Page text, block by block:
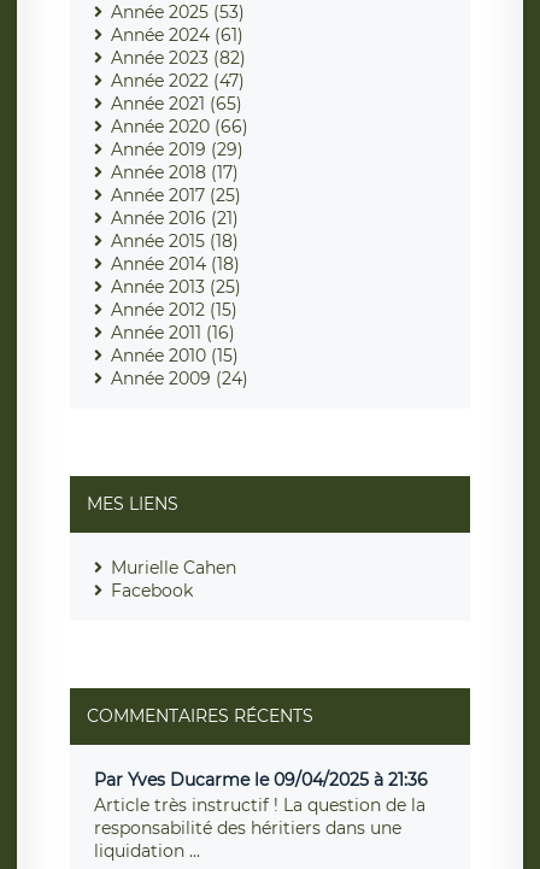
Année 2025 (53)
Année 2024 (61)
Année 2023 (82)
Année 2022 (47)
Année 2021 (65)
Année 2020 (66)
Année 2019 (29)
Année 2018 (17)
Année 2017 (25)
Année 2016 (21)
Année 2015 (18)
Année 2014 (18)
Année 2013 (25)
Année 2012 (15)
Année 2011 (16)
Année 2010 (15)
Année 2009 (24)
MES LIENS
Murielle Cahen
Facebook
COMMENTAIRES RÉCENTS
Par Yves Ducarme le 09/04/2025 à 21:36
Article très instructif ! La question de la
responsabilité des héritiers dans une
liquidation ...